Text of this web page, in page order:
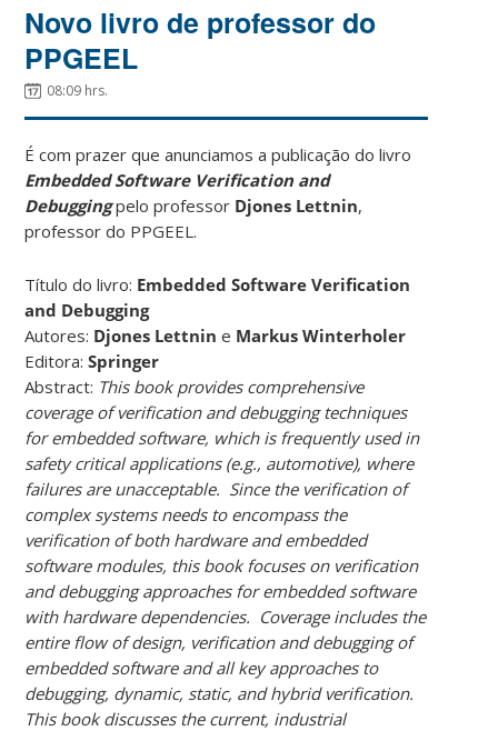
Novo livro de professor do
PPGEEL
08:09 hrs.
É com prazer que anunciamos a publicação do livro
Embedded Software Verification and
Debuggingpelo professor Djones Lettnin,
professor do PPGEEL.
Título do livro: Embedded Software Verification
and Debugging
Autores: Djones Lettnin e Markus Winterholer
Editora:Springer
Abstract: This book provides comprehensive
coverage of verification and debugging techniques
for embedded software, which is frequently used in
safety critical applications (e.g., automotive), where
failures are unacceptable. Since the verification of
complex systems needs to encompass the
verification of both hardware and embedded
software modules, this book focuses on verification
and debugging approaches for embedded software
with hardware dependencies. Coverage includes the
entire flow of design, verification and debugging of
embedded software and all key approaches to
debugging, dynamic, static, and hybrid verification.
This book discusses the current, industrial